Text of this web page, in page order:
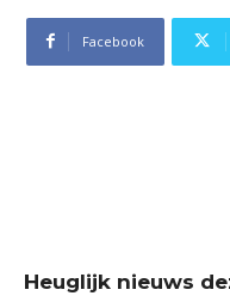
Facebook
Heuglijk nieuws